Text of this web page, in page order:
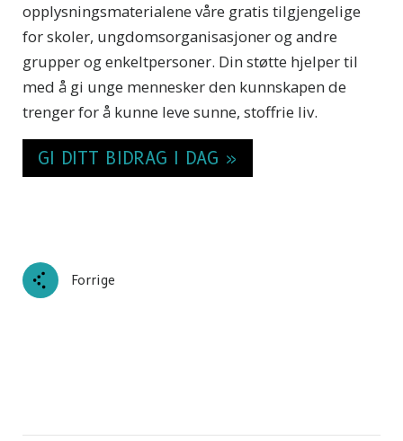
opplysningsmaterialene våre gratis tilgjengelige
for skoler, ungdomsorganisasjoner og andre
grupper og enkeltpersoner. Din støtte hjelper til
med å gi unge mennesker den kunnskapen de
trenger for å kunne leve sunne, stoffrie liv.
GI DITT BIDRAG I DAG »
Forrige